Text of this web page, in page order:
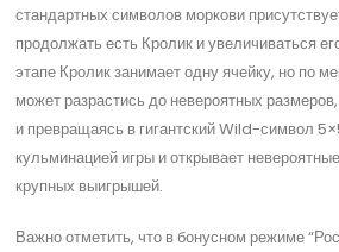
стандартных символов моркови
продолжать есть Кролик и увеличиваться
этапе Кролик занимает одну ячейку, но по
может разрастись до невероятных
и превращаясь в гигантский Wild-символ
кульминацией игры и открывает
крупных выигрышей.
Важно отметить, что в бонусном режиме